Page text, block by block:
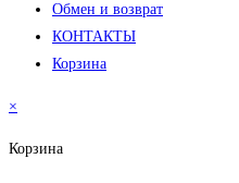
Обмен и возврат
КОНТАКТЫ
Корзина
×
Корзина